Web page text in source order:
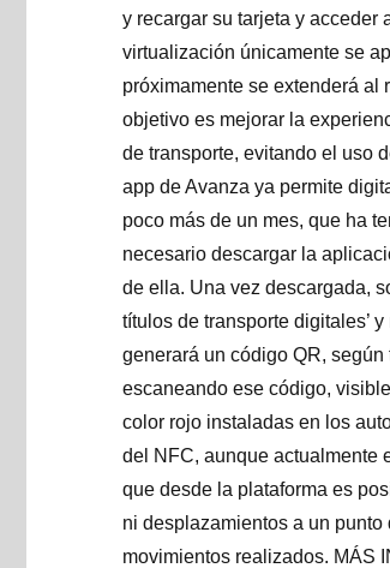
y recargar su tarjeta y acceder
virtualización únicamente se
próximamente se extenderá al
objetivo es mejorar la
de transporte, evitando el uso
app de Avanza ya permite
poco más de un mes, que ha
necesario descargar la
de ella. Una vez descargada,
títulos de transporte digitales’
generará un código QR,
escaneando ese código,
color rojo instaladas en los
del NFC, aunque actualmente
que desde la plataforma es
ni desplazamientos a un
movimientos realizados. MÁS